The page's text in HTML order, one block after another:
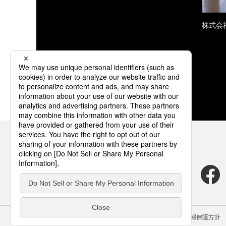
株式
サイトのご利用にあたって クッキーポリシー 個人情報保護方針